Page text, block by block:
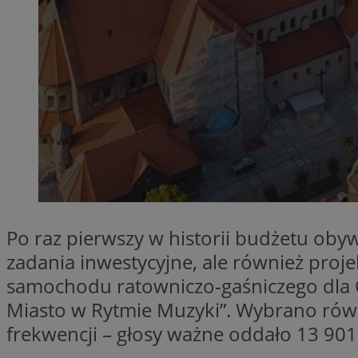
Po raz pierwszy w historii budżetu
zadania inwestycyjne, ale również
samochodu ratowniczo-gaśniczego dla
Miasto w Rytmie Muzyki”. Wybrano
frekwencji – głosy ważne oddało 13
Nazwa
_ga_ES69V3SCKQ
MUID
SM
Domena